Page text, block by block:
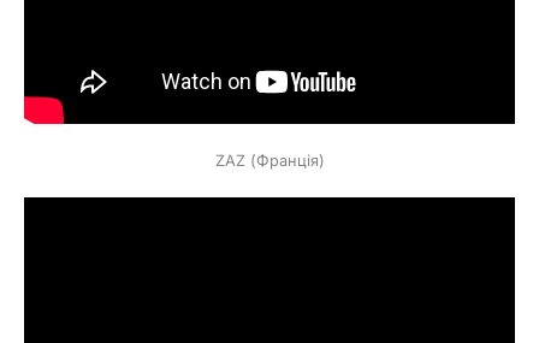
ZAZ (Франція)